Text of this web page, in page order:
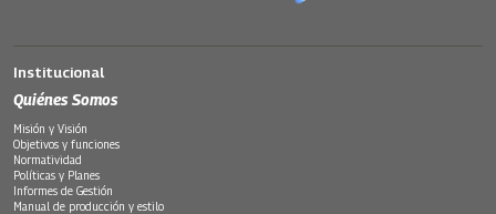
Institucional
Quiénes Somos
Misión y Visión
Objetivos y funciones
Normatividad
Políticas y Planes
Informes de Gestión
Manual de producción y estilo